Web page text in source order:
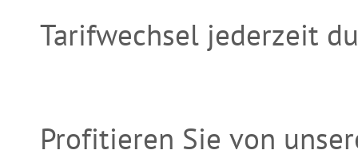
Tarifwechsel jederzeit
Profitieren Sie von